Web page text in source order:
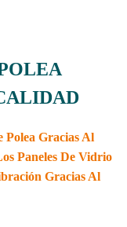
Polea Gracias Al
Paneles De Vidrio
Gracias Al